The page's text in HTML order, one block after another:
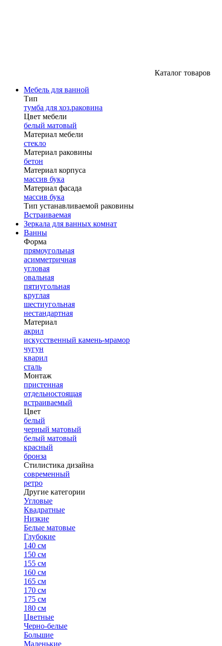
Каталог товаров
Мебель для ванной
Тип
тумба для хоз.раковина
Цвет мебели
белый матовый
Материал мебели
стекло
Материал раковины
бетон
Материал корпуса
массив бука
Материал фасада
массив бука
Тип устанавливаемой раковины
Встраиваемая
Зеркала для ванных комнат
Ванны
Форма
прямоугольная
асимметричная
угловая
овальная
пятиугольная
круглая
шестиугольная
нестандартная
Материал
акрил
искусственный камень-мрамор
чугун
кварил
сталь
Монтаж
пристенная
отдельностоящая
встраиваемый
Цвет
белый
черный матовый
белый матовый
красный
бронза
Стилистика дизайна
современный
ретро
Другие категории
Угловые
Квадратные
Низкие
Белые матовые
Глубокие
140 см
150 см
155 см
160 см
165 см
170 см
175 см
180 см
Цветные
Черно-белые
Большие
Маленькие